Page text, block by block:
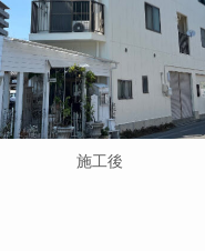
施工後